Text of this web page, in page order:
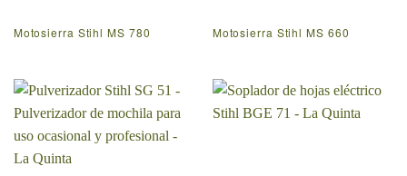
Motosierra Stihl MS 780 Motosierra Stihl MS 660